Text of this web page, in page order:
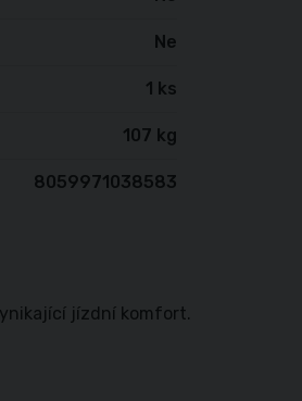
Ne
1 ks
107 kg
8059971038583
jízdní komfort.